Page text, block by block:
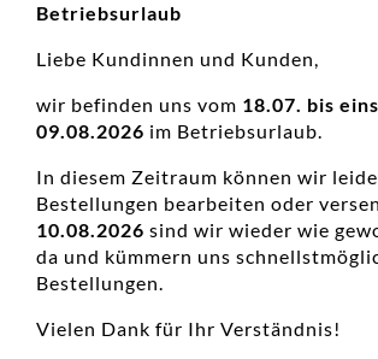
Betriebsurlaub
Liebe Kundinnen und Kunden,
wir befinden uns vom 18.07. bis
09.08.2026 im Betriebsurlaub.
In diesem Zeitraum können wir
Bestellungen bearbeiten oder
10.08.2026 sind wir wieder wie
da und kümmern uns
Bestellungen.
Vielen Dank für Ihr Verständnis!